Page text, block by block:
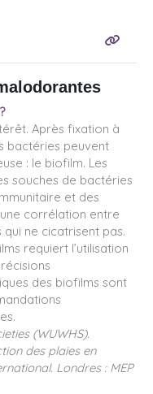
Après fixation à
bactéries peuvent
: le biofilm. Les
souches de bactéries
et des
corrélation entre
ne cicatrisent pas.
requiert l’utilisation
des biofilms sont
(WUWHS).
des plaies en
Londres : MEP